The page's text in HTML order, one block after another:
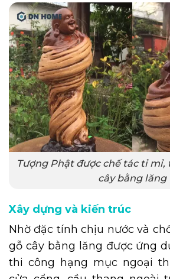
Tượng Phật được chế tác tỉ
cây bằng lăng
Xây dựng và kiến trúc
Nhờ đặc tính chịu nước và
gỗ cây bằng lăng được ứng
thi công hạng mục ngoại